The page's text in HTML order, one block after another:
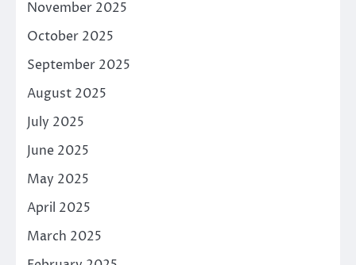
November 2025
October 2025
September 2025
August 2025
July 2025
June 2025
May 2025
April 2025
March 2025